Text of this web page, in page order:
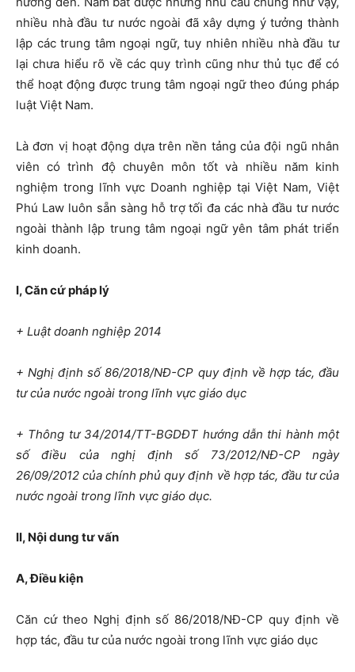
nhiều nhà đầu tư nước ngoài đã xây dựng ý tưởng thành
lập các trung tâm ngoại ngữ, tuy nhiên nhiều nhà đầu tư
lại chưa hiểu rõ về các quy trình cũng như thủ tục để có
thể hoạt động được trung tâm ngoại ngữ theo đúng pháp
luật Việt Nam.
Là đơn vị hoạt động dựa trên nền tảng của đội ngũ nhân
viên có trình độ chuyên môn tốt và nhiều năm kinh
nghiệm trong lĩnh vực Doanh nghiệp tại Việt Nam, Việt
Phú Law luôn sẵn sàng hỗ trợ tối đa các nhà đầu tư nước
ngoài thành lập trung tâm ngoại ngữ yên tâm phát triển
kinh doanh.
I, Căn cứ pháp lý
+ Luật doanh nghiệp 2014
+ Nghị định số 86/2018/NĐ-CP quy định về hợp tác, đầu
tư của nước ngoài trong lĩnh vực giáo dục
+ Thông tư 34/2014/TT-BGDĐT hướng dẫn thi hành một
số điều của nghị định số 73/2012/NĐ-CP ngày
26/09/2012 của chính phủ quy định về hợp tác, đầu tư của
nước ngoài trong lĩnh vực giáo dục.
II, Nội dung tư vấn
A, Điều kiện
Căn cứ theo Nghị định số 86/2018/NĐ-CP quy định về
hợp tác, đầu tư của nước ngoài trong lĩnh vực giáo dục